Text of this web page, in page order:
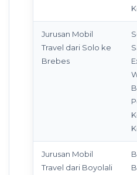
Jurusan Mobil
Travel dari Solo ke
Brebes
Jurusan Mobil
Travel dari Boyolali